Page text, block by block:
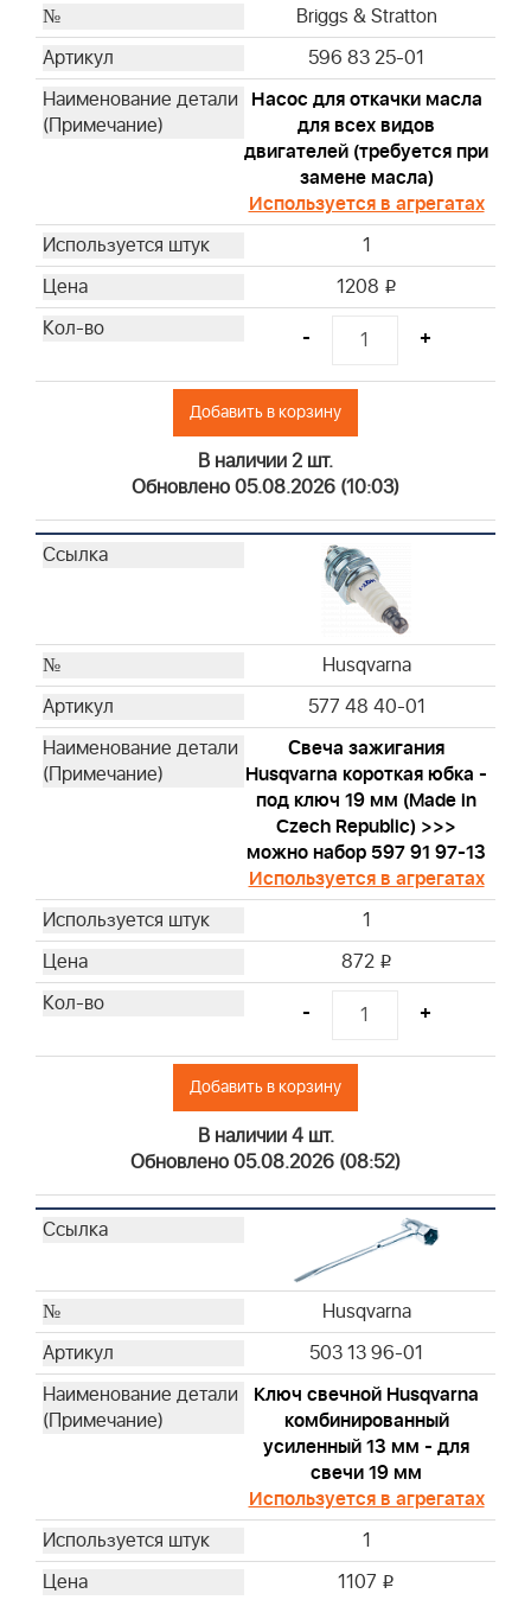
Briggs & Stratton
Briggs & Stratton
Briggs & Stratton
Briggs & Stratton
Briggs & Stratton
Briggs & Stratton
Briggs & Stratton
Briggs & Stratton
Briggs & Stratton
Briggs & Stratton
Briggs & Stratton
Briggs & Stratton
Briggs & Stratton
Briggs & Stratton
Briggs & Stratton
Briggs & Stratton
Briggs & Stratton
Briggs & Stratton
Briggs & Stratton
Briggs & Stratton
Briggs & Stratton
Briggs & Stratton
Briggs & Stratton
Briggs & Stratton
Briggs & Stratton
Briggs & Stratton
Briggs & Stratton
Briggs & Stratton
Briggs & Stratton
Briggs & Stratton
Briggs & Stratton
Briggs & Stratton
Briggs & Stratton
Briggs & Stratton
Briggs & Stratton
Briggs & Stratton
Briggs & Stratton
Briggs & Stratton
Briggs & Stratton
Briggs & Stratton
Briggs & Stratton
Briggs & Stratton
Briggs & Stratton
Briggs & Stratton
Briggs & Stratton
596 83 25-01
Насос для откачки масла
для всех видов
двигателей (требуется при
замене масла)
Используется в агрегатах
1
1208 i
- +
Добавить в корзину
В наличии 2 шт.
Обновлено 05.08.2026 (10:03)
Husqvarna
577 48 40-01
Свеча зажигания
Husqvarna короткая юбка -
под ключ 19 мм (Made in
Czech Republic) >>>
можно набор 597 91 97-13
Используется в агрегатах
1
872 i
- +
Добавить в корзину
В наличии 4 шт.
Обновлено 05.08.2026 (08:52)
Husqvarna
503 13 96-01
Ключ свечной Husqvarna
комбинированный
усиленный 13 мм - для
свечи 19 мм
Используется в агрегатах
1
1107 i